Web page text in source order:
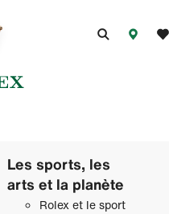
Les sports, les
arts et la planète
Rolex et le sport